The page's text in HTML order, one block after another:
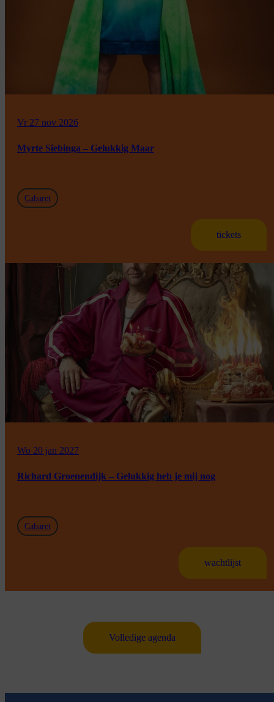
Vr 27 nov 2026
Myrte Siebinga – Gelukkig Maar
Cabaret
tickets
Wo 20 jan 2027
Richard Groenendijk – Gelukkig heb je mij nog
Cabaret
wachtlijst
Volledige agenda